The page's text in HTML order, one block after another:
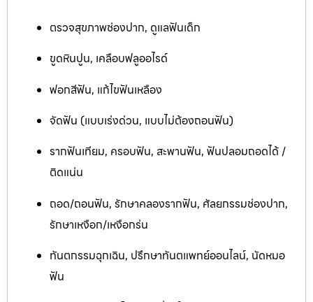
ตรวจสุขภาพช่องปาก, ดูแลฟันเด็ก
ขูดหินปูน, เคลือบฟลูออไรด์
ฟอกสีฟัน, แก้ไขฟันเหลือง
จัดฟัน (แบบเร่งด่วน, แบบไม่ต้องถอนฟัน)
รากฟันเทียม, ครอบฟัน, สะพานฟัน, ฟันปลอมถอดได้ /
ติดแน่น
ถอด/ถอนฟัน, รักษาคลองรากฟัน, ศัลยกรรมช่องปาก,
รักษาเหงือก/เหงือกร่น
ทันตกรรมฉุกเฉิน, ปรึกษาทันตแพทย์ออนไลน์, นัดหมอ
ฟัน